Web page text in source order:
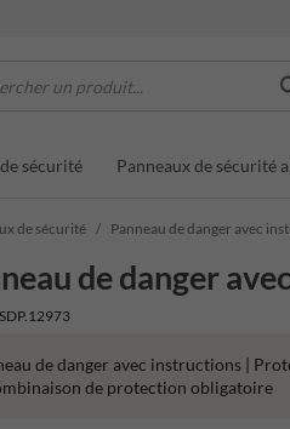
un produit...
sécurité Panneaux de sécurité
de sécurité Panneau de danger avec
de danger
de danger avec instructions |
de protection obligatoire